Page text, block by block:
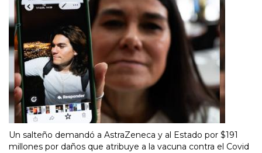
Un salteño demandó a AstraZeneca y al Estado por $191
millones por daños que atribuye a la vacuna contra el Covid